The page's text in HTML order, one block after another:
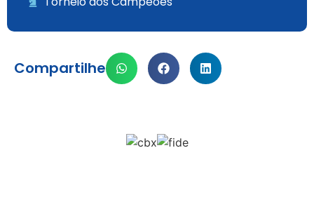
Compartilhe